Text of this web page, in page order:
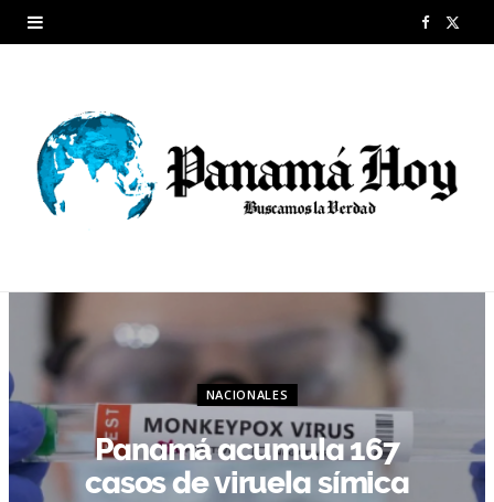
F
b
NACIONALES
Panamá acumula 167
casos de viruela símica